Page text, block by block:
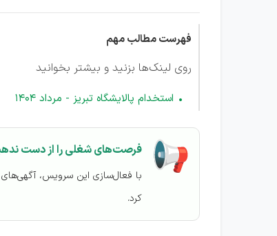
فهرست مطالب مهم
روی لینک‌ها بزنید و بیشتر بخوانید
استخدام پالایشگاه تبریز - مرداد 1404
فرصت‌های شغلی را از دست
با فعال‌سازی این سرویس،
کرد.